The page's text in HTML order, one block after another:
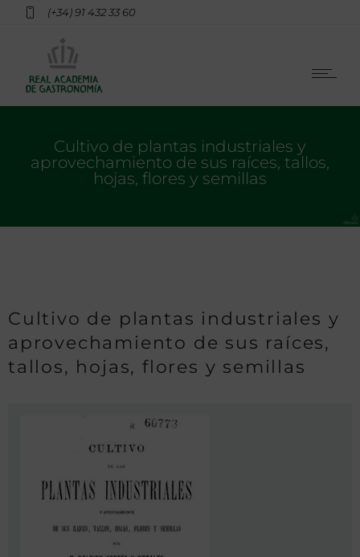
(+34) 91 432 33 60
Cultivo de plantas industriales y
aprovechamiento de sus raíces, tallos,
hojas, flores y semillas
Cultivo de plantas industriales y
aprovechamiento de sus raíces,
tallos, hojas, flores y semillas